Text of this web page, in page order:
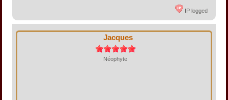
IP logged
Jacques
Néophyte